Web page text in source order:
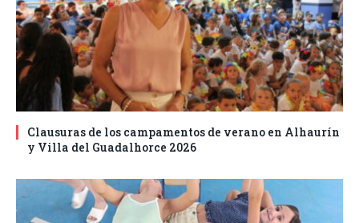
Clausuras de los campamentos de verano en Alhaurín
y Villa del Guadalhorce 2026